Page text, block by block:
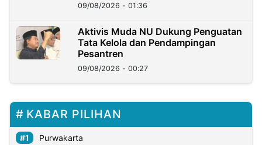
09/08/2026 - 01:36
Aktivis Muda NU Dukung Penguatan
Tata Kelola dan Pendampingan
Pesantren
09/08/2026 - 00:27
KABAR PILIHAN
Purwakarta